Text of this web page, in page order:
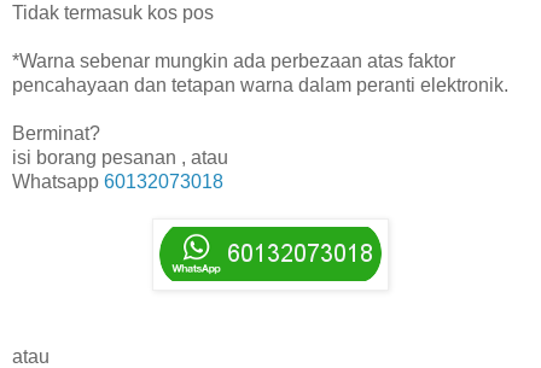
Tidak termasuk kos pos
*Warna sebenar mungkin ada perbezaan atas faktor
pencahayaan dan tetapan warna dalam peranti elektronik.
Berminat?
isi borang pesanan , atau
Whatsapp 60132073018
atau